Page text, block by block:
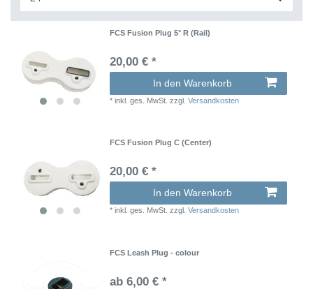
FCS Fusion Plug 5° R (Rail)
20,00 € *
In den Warenkorb
*inkl. ges. MwSt. zzgl.Versandkosten
FCS Fusion Plug C (Center)
20,00 € *
In den Warenkorb
*inkl. ges. MwSt. zzgl.Versandkosten
FCS Leash Plug - colour
ab 6,00 € *